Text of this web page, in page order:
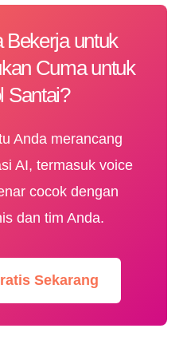
Bekerja untuk
Cuma untuk
Santai?
Anda merancang
AI, termasuk voice
cocok dengan
dan tim Anda.
Sekarang